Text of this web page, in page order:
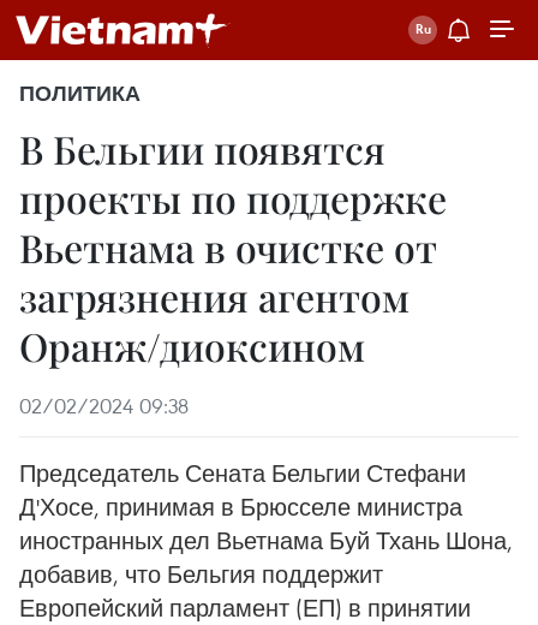
ПОЛИТИКА
В Бельгии появятся
проекты по поддержке
Вьетнама в очистке от
загрязнения агентом
Оранж/диоксином
02/02/2024 09:38
Председатель Сената Бельгии Стефани
Д'Хосе, принимая в Брюсселе министра
иностранных дел Вьетнама Буй Тхань Шона,
добавив, что Бельгия поддержит
Европейский парламент (ЕП) в принятии